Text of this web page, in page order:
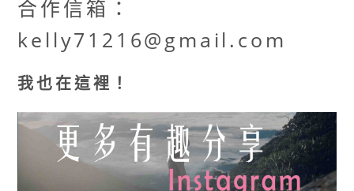
合作信箱：
kelly71216@gmail.com
我也在這裡！